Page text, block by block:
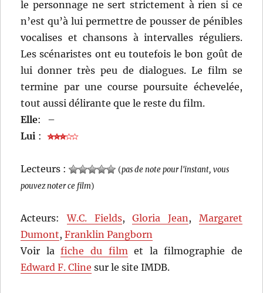
le personnage ne sert strictement à rien si ce
n’est qu’à lui permettre de pousser de pénibles
vocalises et chansons à intervalles réguliers.
Les scénaristes ont eu toutefois le bon goût de
lui donner très peu de dialogues. Le film se
termine par une course poursuite échevelée,
tout aussi délirante que le reste du film.
Elle:
–
Lui :
Lecteurs : (pas de note pour l'instant, vous
pouvez noter ce film)
Acteurs:W.C. Fields,Gloria Jean , Margaret
Dumont,Franklin Pangborn
Voir lafiche du film et la filmographie de
Edward F. Cline sur le site IMDB.